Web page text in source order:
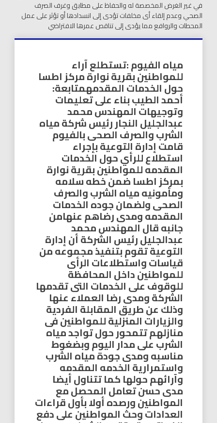
في غير الغرض المخصصة له والحفاظ على مطابق وغرف الصرف
الصحي وعدم إلقاء أى مخلفات تؤدى إلى انسدادها أو تؤثر على عمل
المحطات والروافع مما يؤدى إلى تناقص عمرها الافتراضي
مياه الفيوم :تستطلع آراء
للمواطنين بقرية نوارة مركز اطسا
حول الخدمات المقدمهمتابعة:
أحمد الطيب بناء على تعليمات
وتوجيهات المهندس محمد
عبدالجليل النجار رئيس شركة مياه
الشرب والصرف الصحى بالفيوم
قامت إدارة التوعية بإجراء
استطلاع للرأي حول الخدمات
المقدمه للمواطنين بقرية نوارة
بمركز اطسا ضمن خطه سلامه
ومأمونيه مياه الشرب والصرف
الصحى ولضمان جوده الخدمات
المقدمه ومدى رضاهم عنهامن
جانبه قال المهندس محمد
عبدالجليل رئيس الشركة أن إدارة
التوعية تقوم بتنفيذ مجموعه من
قياسات واستطلاعات الرأى
للمواطنين داخل المحافظة
للوقوف على الخدمات التى تقدمها
الشركة ومدى رضا العملاء عنها
وذلك عن طريق المقابلة الفردية
والزيارات المنزلية للمواطنين فى
منازلهم تتمحور حول تواجد مياه
الشرب على مدار اليوم وبضغوط
مناسبه ومدى جودة مياه الشرب
واستمرارية الخدمه المقدمه
وآرائهم حولها كما تتناول أيضا
مدى حسن تعامل المحصل مع
المواطنين ورصده أولا بأول قراءات
العدادات وحث المواطنين على دفع